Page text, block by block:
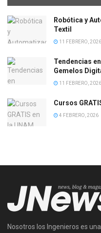
Robótica y
Textil
11 FEBRERO, 2026
Tendencias
Gemelos
11 FEBRERO, 2026
Cursos
4 FEBRERO, 2026
Nosotros los Ingenieros es